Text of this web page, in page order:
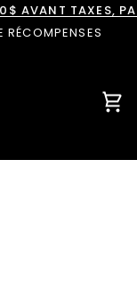
AVANT TAXES,
RÉCOMPENSES